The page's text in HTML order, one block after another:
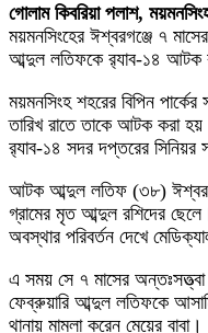
গোলাম কিবরিয়া পলাশ,
ময়মনসিংহের ঈশ্বরগঞ্জে ৭
আব্দুল লতিফকে র‍্যাব-১৪ আটক
ময়মনসিংহ শহরের বিপিন
তারিখ রাতে তাকে আটক করা
র‍্যাব-১৪ সদর দপ্তরের সিনিয়র
আটক আব্দুল লতিফ (৩৮)
গ্রামের মৃত আব্দুল রশিদের
অবস্থার পরিবর্তন দেখে
এ সময় সে ৭ মাসের
ফেব্রুয়ারি আব্দুল লতিফকে
থানায় মামলা করেন মেয়ের বাবা।